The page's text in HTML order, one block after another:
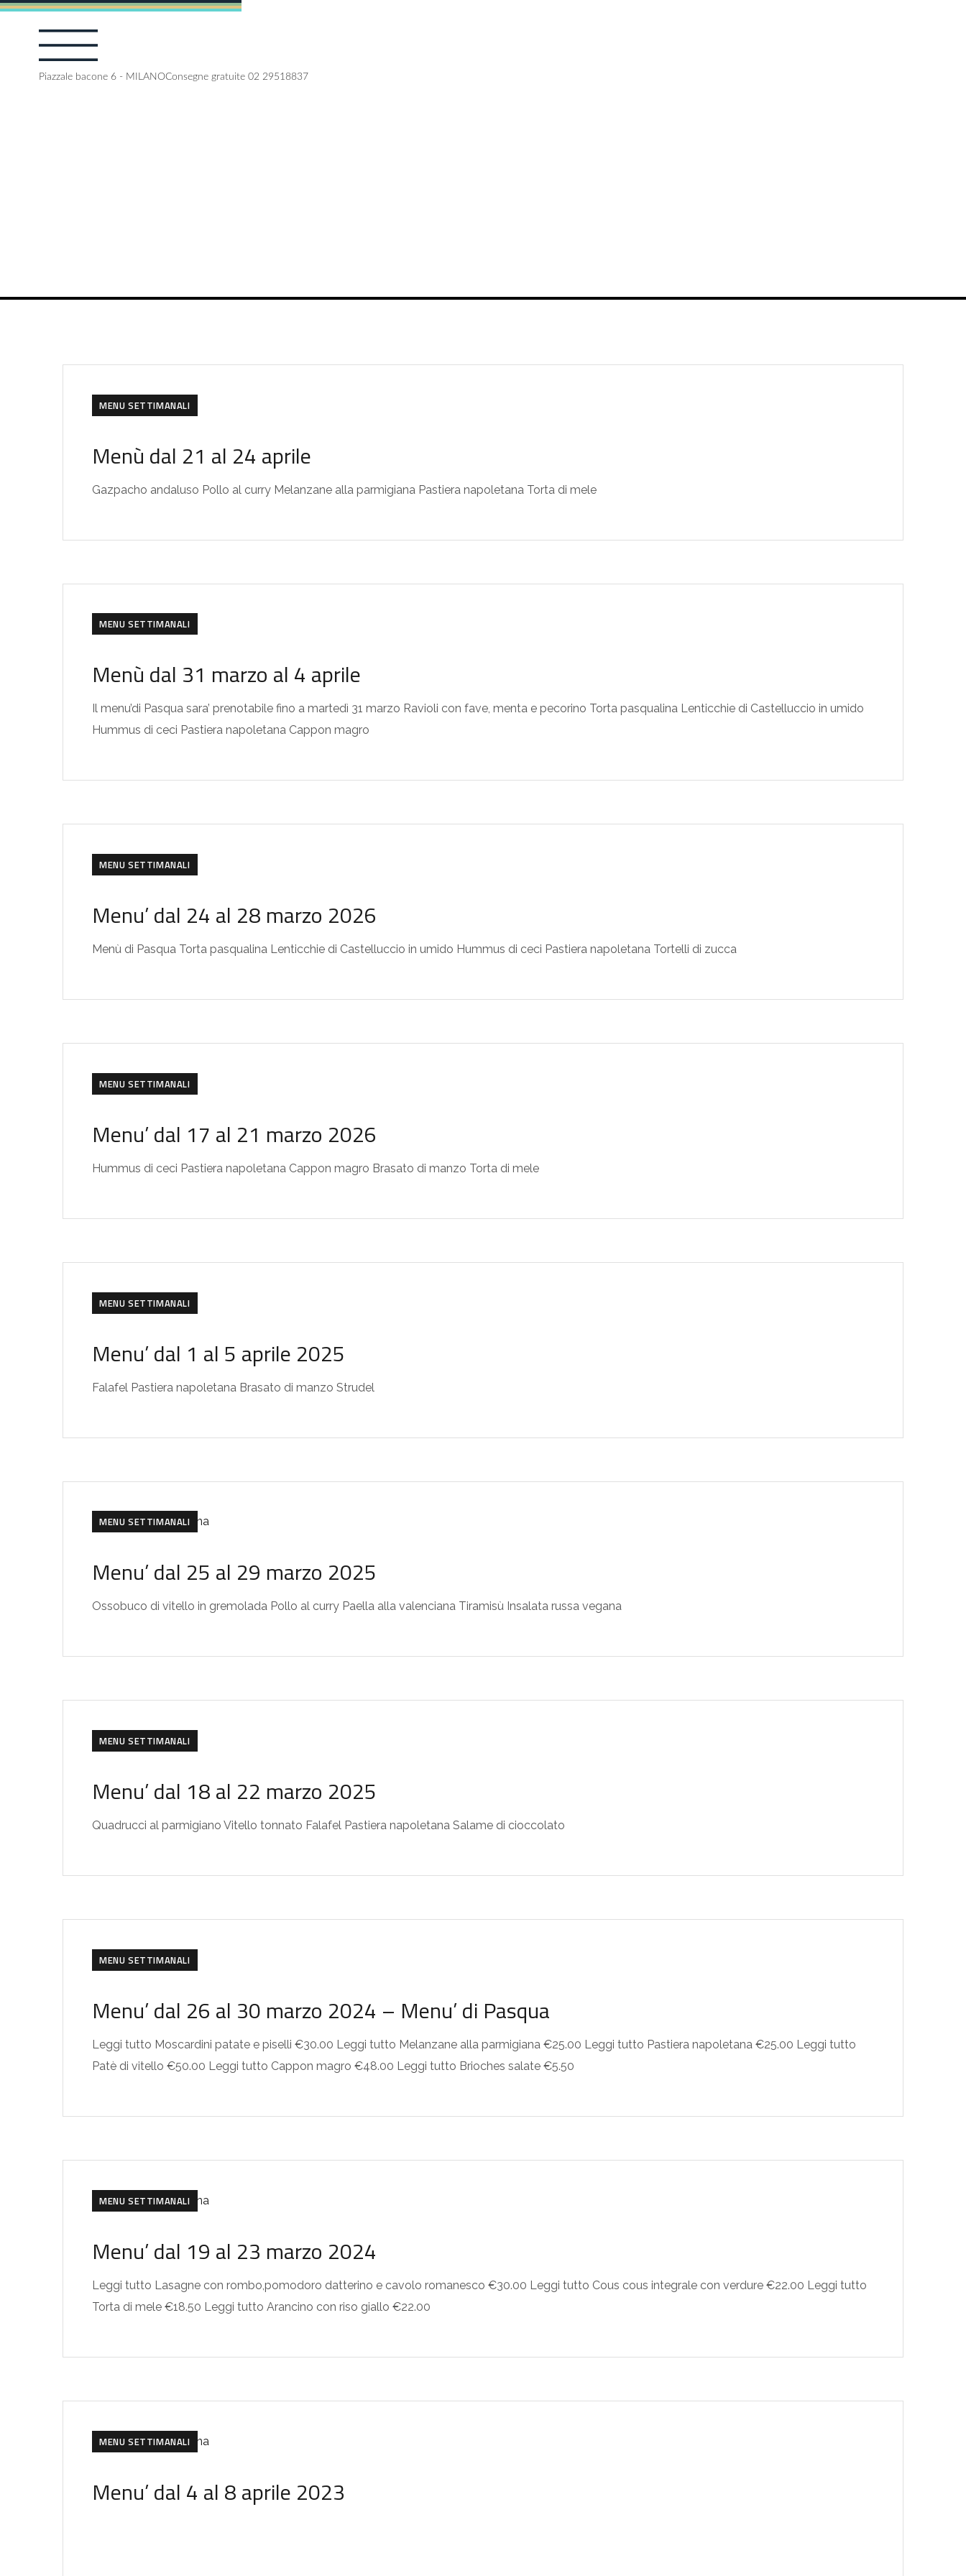
Piazzale bacone 6 - MILANOConsegne gratuite 02 29518837
MENU SETTIMANALI
Menù dal 21 al 24 aprile
Gazpacho andaluso Pollo al curry Melanzane alla parmigiana Pastiera napoletana Torta di mele
MENU SETTIMANALI
Menù dal 31 marzo al 4 aprile
Il menu’di Pasqua sara’ prenotabile fino a martedì 31 marzo Ravioli con fave, menta e pecorino Torta pasqualina Lenticchie di Castelluccio in umido
Hummus di ceci Pastiera napoletana Cappon magro
MENU SETTIMANALI
Menu’ dal 24 al 28 marzo 2026
Menù di Pasqua Torta pasqualina Lenticchie di Castelluccio in umido Hummus di ceci Pastiera napoletana Tortelli di zucca
MENU SETTIMANALI
Menu’ dal 17 al 21 marzo 2026
Hummus di ceci Pastiera napoletana Cappon magro Brasato di manzo Torta di mele
MENU SETTIMANALI
Menu’ dal 1 al 5 aprile 2025
Falafel Pastiera napoletana Brasato di manzo Strudel
MENU SETTIMANALI
Menu’ dal 25 al 29 marzo 2025
Ossobuco di vitello in gremolada Pollo al curry Paella alla valenciana Tiramisù Insalata russa vegana
MENU SETTIMANALI
Menu’ dal 18 al 22 marzo 2025
Quadrucci al parmigiano Vitello tonnato Falafel Pastiera napoletana Salame di cioccolato
MENU SETTIMANALI
Menu’ dal 26 al 30 marzo 2024 – Menu’ di Pasqua
Leggi tutto Moscardini patate e piselli €30.00 Leggi tutto Melanzane alla parmigiana €25.00 Leggi tutto Pastiera napoletana €25.00 Leggi tutto
Patè di vitello €50.00 Leggi tutto Cappon magro €48.00 Leggi tutto Brioches salate €5.50
MENU SETTIMANALI
Menu’ dal 19 al 23 marzo 2024
Leggi tutto Lasagne con rombo,pomodoro datterino e cavolo romanesco €30.00 Leggi tutto Cous cous integrale con verdure €22.00 Leggi tutto
Torta di mele €18.50 Leggi tutto Arancino con riso giallo €22.00
MENU SETTIMANALI
Menu’ dal 4 al 8 aprile 2023